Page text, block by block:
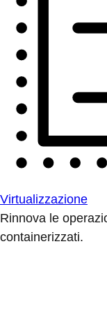
Virtualizzazione
Rinnova le
containerizzati.